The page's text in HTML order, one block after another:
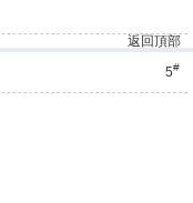
返回頂部
5#